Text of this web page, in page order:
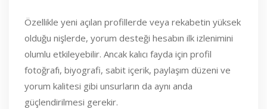
Özellikle yeni açılan profillerde veya rekabetin yüksek
olduğu nişlerde, yorum desteği hesabın ilk izlenimini
olumlu etkileyebilir. Ancak kalıcı fayda için profil
fotoğrafı, biyografi, sabit içerik, paylaşım düzeni ve
yorum kalitesi gibi unsurların da aynı anda
güçlendirilmesi gerekir.